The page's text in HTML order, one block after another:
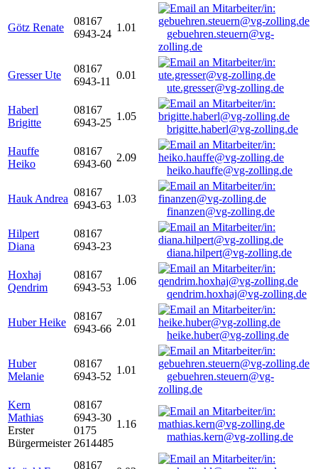
Götz Renate
08167
6943-24
1.01
gebuehren.steuern@vg-
zolling.de
Gresser Ute
08167
6943-11
0.01
ute.gresser@vg-zolling.de
Haberl
Brigitte
08167
6943-25
1.05
brigitte.haberl@vg-zolling.de
Hauffe
Heiko
08167
6943-60
2.09
heiko.hauffe@vg-zolling.de
Hauk Andrea
08167
6943-63
1.03
finanzen@vg-zolling.de
Hilpert
Diana
08167
6943-23
diana.hilpert@vg-zolling.de
Hoxhaj
Qendrim
08167
6943-53
1.06
qendrim.hoxhaj@vg-zolling.de
Huber Heike
08167
6943-66
2.01
heike.huber@vg-zolling.de
Huber
Melanie
08167
6943-52
1.01
gebuehren.steuern@vg-
zolling.de
Kern
Mathias
Erster
Bürgermeister
08167
6943-30
0175
2614485
1.16
mathias.kern@vg-zolling.de
08167